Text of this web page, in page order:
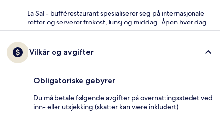
La Sal - bufférestaurant spesialiserer seg på internasjonale
retter og serverer frokost, lunsj og middag. Åpen hver dag
Vilkår og avgifter
Obligatoriske gebyrer
Du må betale følgende avgifter på overnattingsstedet ved
inn- eller utsjekking (skatter kan være inkludert):